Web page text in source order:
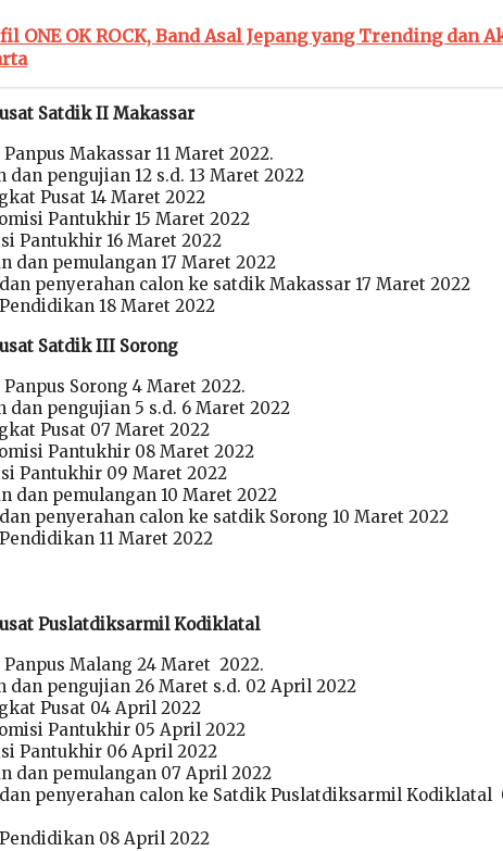
ONE OK ROCK, Band Asal Jepang yang Trending dan
Satdik II Makassar
Makassar 11 Maret 2022.
dan pengujian 12 s.d. 13 Maret 2022
Pusat 14 Maret 2022
Pantukhir 15 Maret 2022
Pantukhir 16 Maret 2022
dan pemulangan 17 Maret 2022
penyerahan calon ke satdik Makassar 17 Maret 2022
18 Maret 2022
Satdik III Sorong
Sorong 4 Maret 2022.
dan pengujian 5 s.d. 6 Maret 2022
Pusat 07 Maret 2022
Pantukhir 08 Maret 2022
Pantukhir 09 Maret 2022
dan pemulangan 10 Maret 2022
penyerahan calon ke satdik Sorong 10 Maret 2022
11 Maret 2022
Puslatdiksarmil Kodiklatal
Malang 24 Maret 2022.
dan pengujian 26 Maret s.d. 02 April 2022
Pusat 04 April 2022
Pantukhir 05 April 2022
Pantukhir 06 April 2022
dan pemulangan 07 April 2022
penyerahan calon ke Satdik Puslatdiksarmil Kodiklatal
08 April 2022